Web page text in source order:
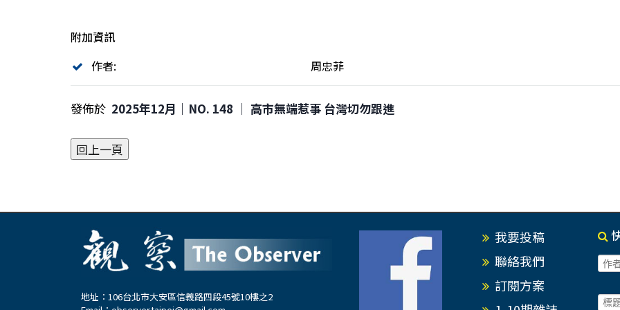
附加資訊
作者:
周忠菲
發佈於 2025年12月｜NO. 148 │ 高市無端惹事 台灣切勿跟進
地址：106台北市大安區信義路四段45號10樓之2
我要投稿
聯絡我們
訂閱方案